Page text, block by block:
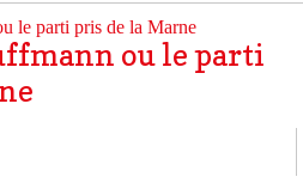
ou le parti